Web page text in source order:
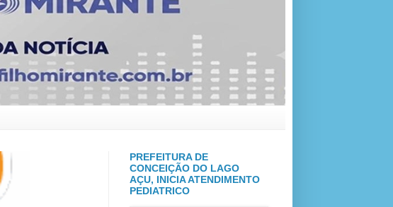
PREFEITURA DE
CONCEIÇÃO DO LAGO
AÇU, INICIA ATENDIMENTO
PEDIATRICO